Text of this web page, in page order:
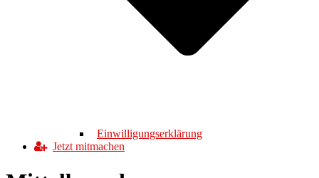
Einwilligungserklärung
Jetzt mitmachen